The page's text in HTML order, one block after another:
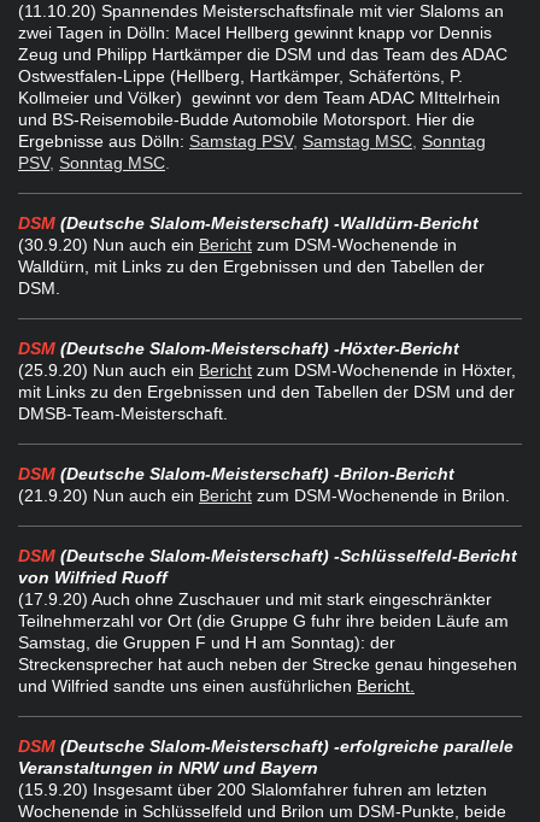
(11.10.20) Spannendes Meisterschaftsfinale mit vier Slaloms an
zwei Tagen in Dölln: Macel Hellberg gewinnt knapp vor Dennis
Zeug und Philipp Hartkämper die DSM und das Team des ADAC
Ostwestfalen-Lippe (Hellberg, Hartkämper, Schäfertöns, P.
Kollmeier und Völker) gewinnt vor dem Team ADAC MIttelrhein
und BS-Reisemobile-Budde Automobile Motorsport. Hier die
Ergebnisse aus Dölln: Samstag PSV, Samstag MSC Sonntag
PSV, Sonntag MSC
DSM (Deutsche Slalom-Meisterschaft) -Walldürn-Bericht
(30.9.20) Nun auch ein Bericht zum DSM-Wochenende in
Walldürn, mit Links zu den Ergebnissen und den Tabellen der
DSM.
DSM (Deutsche Slalom-Meisterschaft) -Höxter-Bericht
(25.9.20) Nun auch ein Bericht zum DSM-Wochenende in Höxter,
mit Links zu den Ergebnissen und den Tabellen der DSM und der
DMSB-Team-Meisterschaft.
DSM (Deutsche Slalom-Meisterschaft) -Brilon-Bericht
(21.9.20) Nun auch ein Bericht zum DSM-Wochenende in Brilon.
DSM (Deutsche Slalom-Meisterschaft) -Schlüsselfeld-Bericht
von Wilfried Ruoff
(17.9.20) Auch ohne Zuschauer und mit stark eingeschränkter
Teilnehmerzahl vor Ort (die Gruppe G fuhr ihre beiden Läufe am
Samstag, die Gruppen F und H am Sonntag): der
Streckensprecher hat auch neben der Strecke genau hingesehen
und Wilfried sandte uns einen ausführlichen Bericht.
DSM (Deutsche Slalom-Meisterschaft) -erfolgreiche parallele
Veranstaltungen in NRW und Bayern
(15.9.20) Insgesamt über 200 Slalomfahrer fuhren am letzten
Wochenende in Schlüsselfeld und Brilon um DSM-Punkte, beide